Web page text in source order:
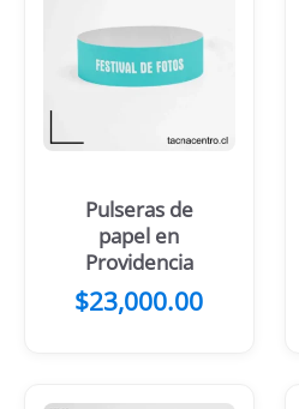
Pulseras de
papel en
Providencia
$23,000.00